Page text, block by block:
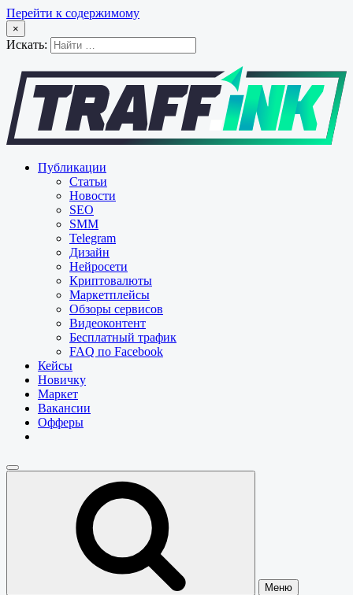
Перейти к содержимому
×
Искать:
Публикации
Статьи
Новости
SEO
SMM
Telegram
Дизайн
Нейросети
Криптовалюты
Маркетплейсы
Обзоры сервисов
Видеоконтент
Бесплатный трафик
FAQ по Facebook
Кейсы
Новичку
Маркет
Вакансии
Офферы
Меню